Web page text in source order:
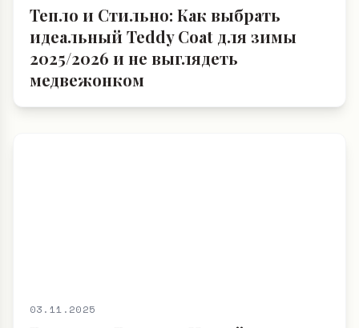
Тепло и Стильно: Как выбрать
идеальный Teddy Coat для зимы
2025/2026 и не выглядеть
медвежонком
03.11.2025